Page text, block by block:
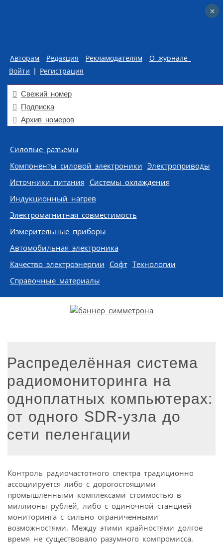
Авторам Редакция Рекламодателям
О журнале
Войти | Регистрация
Свежий номер
Подписка
Архив номеров
Skip to content
Силовые разъемы
Компоненты силовой электроники Электроприводы
Источники питания Системы охлаждения
Индукционный нагрев
Электромагнитная совместимость
Измерительные приборы
Автомобильная электроника
Качество электроэнергии Софт Технологии
Справочные материалы
Распределённая система
радиомониторинга на
одноплатных компьютерах:
от одного SDR-узла до
сети пеленгации
Контроль радиочастотного спектра традиционно
ассоциируется либо с дорогостоящими
промышленными комплексами стоимостью в
миллионы рублей, либо с одиночной станцией
мониторинга с сильно ограниченными
возможностями. Между этими крайностями долгое
время не существовало разумного компромисса.
×
×